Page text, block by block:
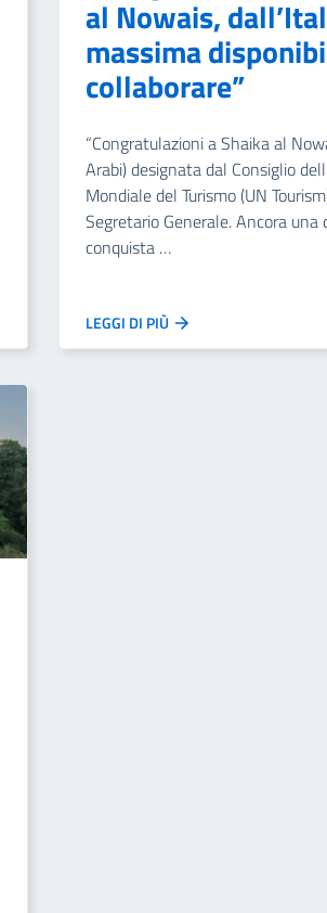
al Nowais,
massima
collaborare”
“Congratulazioni a Shaika al
Arabi) designata dal Consiglio
Mondiale del Turismo (UN
Segretario Generale. Ancora una
conquista …
LEGGI DI PIÙ